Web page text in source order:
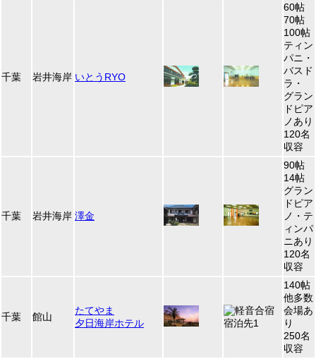
千葉 岩井海岸 いとうRYO
60帖
70帖
100帖
ティン
パニ・
バスド
ラ・
グラン
ドピア
ノあり
120名
収容
千葉 岩井海岸 澤金
90帖
14帖
グラン
ドピア
ノ・テ
ィンパ
ニあり
120名
収容
千葉 館山
たてやま
夕日海岸ホテル
140帖
他多数
会場あ
り
250名
収容